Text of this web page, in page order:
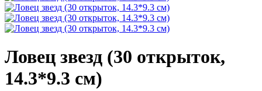
Ловец звезд (30 открыток,
14.3*9.3 см)